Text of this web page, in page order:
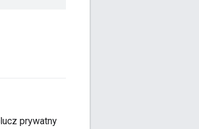
prywatny